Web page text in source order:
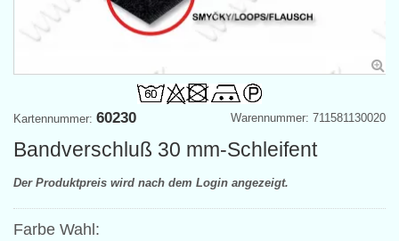
Warennummer: 711581130020
Kartennummer: 60230
Bandverschluß 30 mm-Schleifent
Der Produktpreis wird nach dem Login angezeigt.
Farbe Wahl: